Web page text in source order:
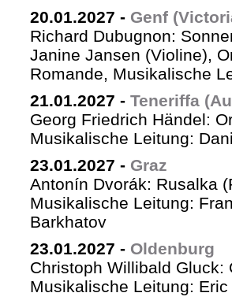
20.01.2027 - Genf
Richard Dubugnon:
Janine Jansen (Violine),
Romande, Musikalische
21.01.2027 - Teneriffa
Georg Friedrich Händel:
Musikalische Leitung:
23.01.2027 - Graz
Antonín Dvorák: Rusalka
Musikalische Leitung:
Barkhatov
23.01.2027 - Oldenburg
Christoph Willibald Gluck:
Musikalische Leitung: